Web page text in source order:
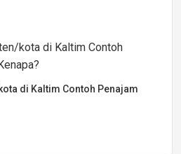
di Kaltim Contoh Penajam